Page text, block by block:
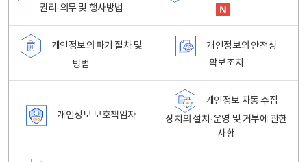
권리·의무 및 행사방법
개인정보의 파기 절차 및
방법
개인정보의 안전성
확보조치
개인정보 보호책임자
개인정보 자동 수집
장치의 설치·운영 및 거부에 관한
사항